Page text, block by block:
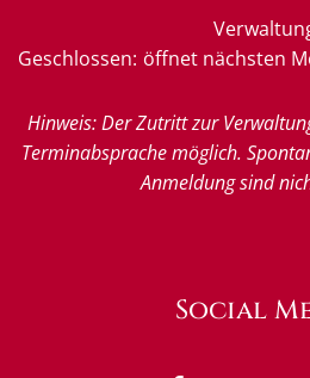
Klicken, um weitere Öffnungs-
Geschlossen: öffnet nächsten
Hinweis: Der Zutritt zur
Terminabsprache möglich.
Anmeldung sind
Social